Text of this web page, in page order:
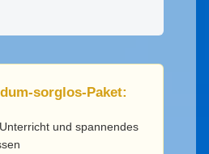
sorglos-Paket:
und spannendes